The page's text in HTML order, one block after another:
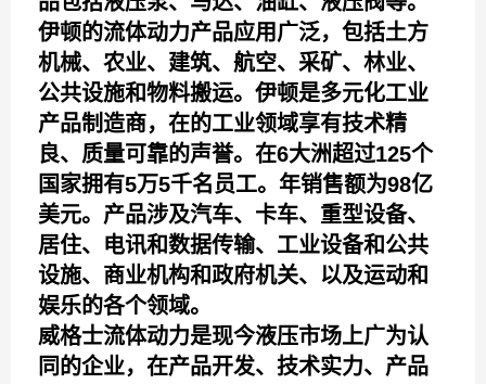
伊顿的流体动力产品应用广泛，包括土方
机械、农业、建筑、航空、采矿、林业、
公共设施和物料搬运。伊顿是多元化工业
产品制造商，在的工业领域享有技术精
良、质量可靠的声誉。在6大洲超过125个
国家拥有5万5千名员工。年销售额为98亿
美元。产品涉及汽车、卡车、重型设备、
居住、电讯和数据传输、工业设备和公共
设施、商业机构和政府机关、以及运动和
娱乐的各个领域。
威格士流体动力是现今液压市场上广为认
同的企业，在产品开发、技术实力、产品